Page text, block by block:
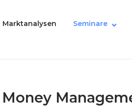
Marktanalysen Seminare